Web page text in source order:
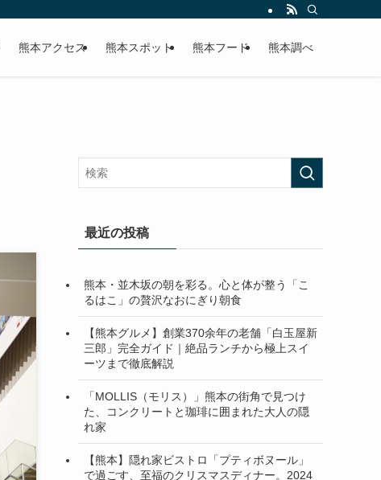
熊本アクセス 熊本スポット 熊本フード 熊本調べ
最近の投稿
熊本・並木坂の朝を彩る。心と体が整う「こ
るはこ」の贅沢なおにぎり朝食
【熊本グルメ】創業370余年の老舗「白玉屋新
三郎」完全ガイド｜絶品ランチから極上スイ
ーツまで徹底解説
「MOLLIS（モリス）」熊本の街角で見つけ
た、コンクリートと珈琲に囲まれた大人の隠
れ家
【熊本】隠れ家ビストロ「プティボヌール」
で過ごす、至福のクリスマスディナー。2024